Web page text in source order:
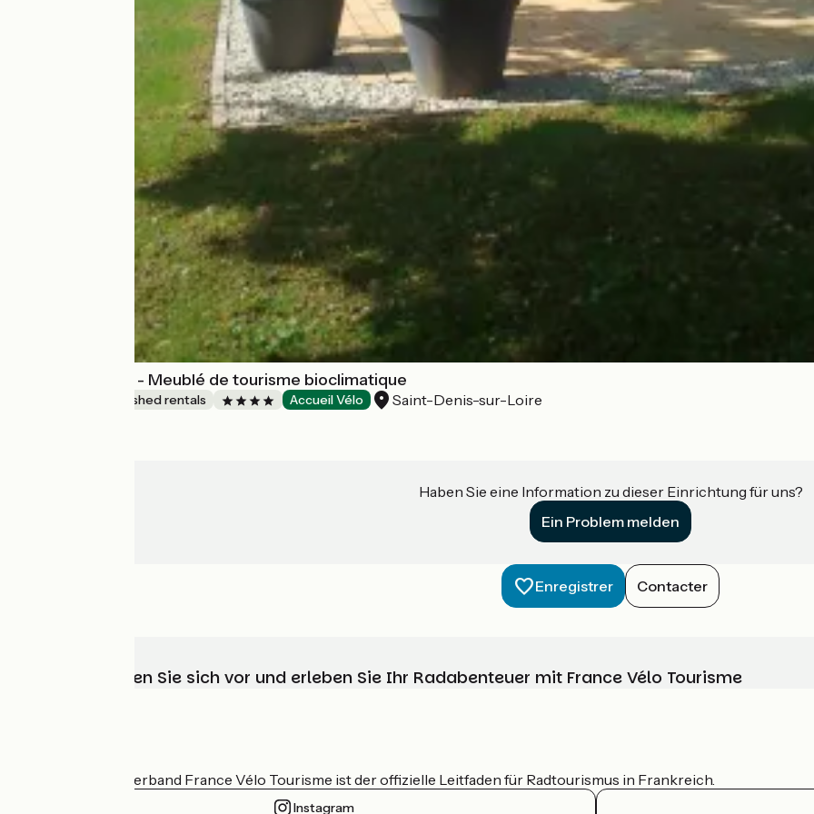
Gîte Harmonies - Meublé de tourisme bioclimatique
Lodgings and furnished rentals Accueil Vélo Saint-Denis-sur-Loire
Haben Sie eine Information zu dieser Einrichtung für uns?
Ein Problem melden
Enregistrer Contacter
Wählen, bereiten Sie sich vor und erleben Sie Ihr Radabenteuer mit France Vélo Tourisme
Der nationale Verband France Vélo Tourisme ist der offizielle Leitfaden für Radtourismus in Frankreich.
Instagram